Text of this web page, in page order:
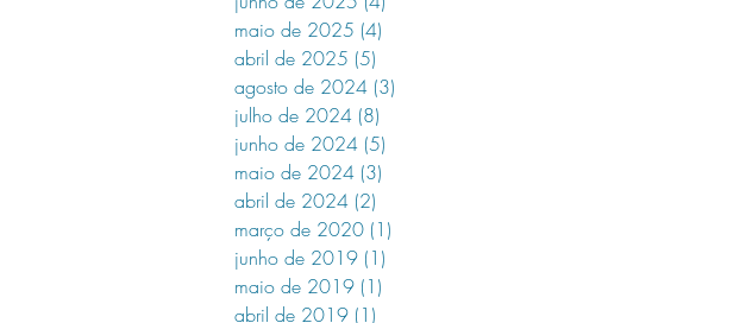
maio de 2025 (4)
abril de 2025 (5)
agosto de 2024 (3)
julho de 2024 (8)
junho de 2024 (5)
maio de 2024 (3)
abril de 2024 (2)
março de 2020 (1)
junho de 2019 (1)
maio de 2019 (1)
abril de 2019 (1)